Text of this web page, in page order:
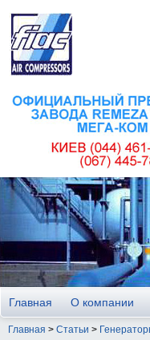
Главная О компании
Главная > Статьи >